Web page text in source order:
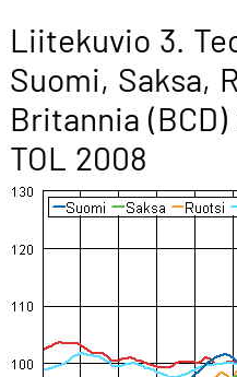
Liitekuvio 3.
Suomi, Saksa,
Britannia
TOL 2008